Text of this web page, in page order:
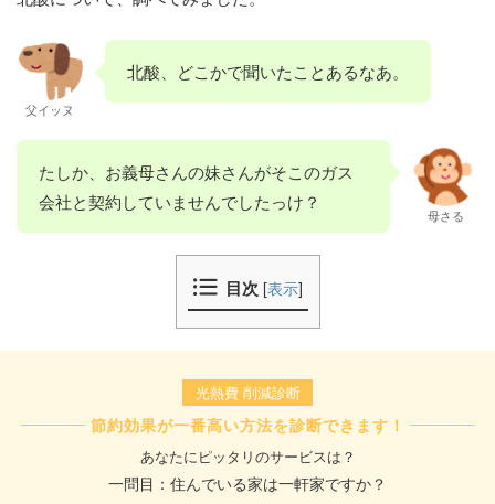
父イッヌ
北酸、どこかで聞いたことあるなあ。
たしか、お義母さんの妹さんがそこのガス
会社と契約していませんでしたっけ？
母さる
目次 [表示]
光熱費 削減診断
節約効果が一番高い方法を診断できます！
あなたにピッタリのサービスは？
一問目：住んでいる家は一軒家ですか？